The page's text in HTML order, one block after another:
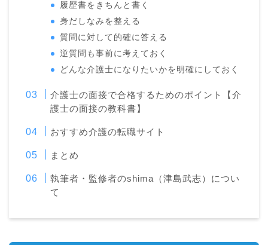
履歴書をきちんと書く
身だしなみを整える
質問に対して的確に答える
逆質問も事前に考えておく
どんな介護士になりたいかを明確にしておく
介護士の面接で合格するためのポイント【介
護士の面接の教科書】
おすすめ介護の転職サイト
まとめ
執筆者・監修者のshima（津島武志）につい
て